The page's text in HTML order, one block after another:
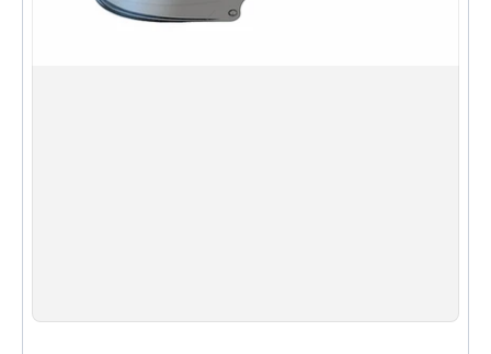
The EXTRA SHIELD CNS-1 in MELLOW SMOKE is a